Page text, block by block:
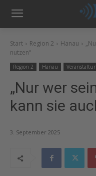
Start Region 2 Hanau
nutzen“
Region 2 Hanau
„Nur wer
kann sie
3. September 2025